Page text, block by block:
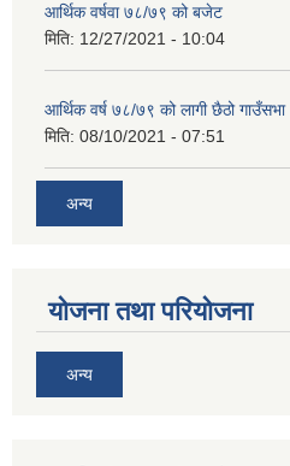
आर्थिक वर्षवा ७८/७९ को बजेट
मिति: 12/27/2021 - 10:04
आर्थिक वर्ष ७८/७९ को लागी छैठो गाउँसभा
मिति: 08/10/2021 - 07:51
अन्य
योजना तथा परियोजना
अन्य